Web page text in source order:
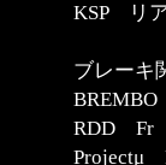
KSP リ
ブレーキ
RDD Fr
Projectμ